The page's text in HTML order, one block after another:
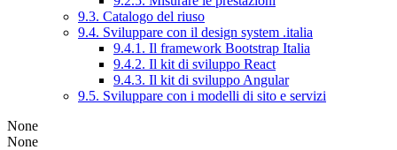
9.3. Catalogo del riuso
9.4. Sviluppare con il design system .italia
9.4.1. Il framework Bootstrap Italia
9.4.2. Il kit di sviluppo React
9.4.3. Il kit di sviluppo Angular
9.5. Sviluppare con i modelli di sito e servizi
None
None